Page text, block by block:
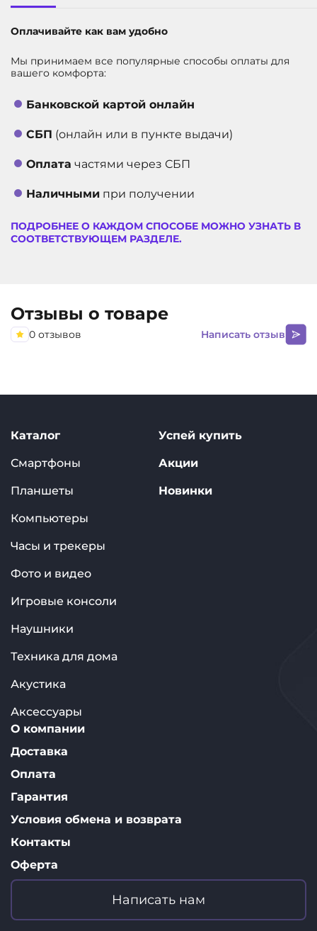
Оплачивайте как вам удобно
Мы принимаем все популярные способы оплаты для
вашего комфорта:
Банковской картой онлайн
СБП (онлайн или в пункте выдачи)
Оплата частями через СБП
Наличными при получении
ПОДРОБНЕЕ О КАЖДОМ СПОСОБЕ МОЖНО УЗНАТЬ В
СООТВЕТСТВУЮЩЕМ РАЗДЕЛЕ.
Отзывы о товаре
0 отзывов Написать отзыв
Написать нам
Каталог
Смартфоны
Планшеты
Компьютеры
Часы и трекеры
Фото и видео
Игровые консоли
Наушники
Техника для дома
Акустика
Аксессуары
Успей купить
Акции
Новинки
О компании
Доставка
Оплата
Гарантия
Условия обмена и возврата
Контакты
Оферта